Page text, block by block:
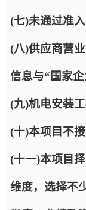
(七)未通过准
(八)供应商营
信息与“国家
(九)机电安装
(十)本项目不
(十一)本项目
维度，选择不